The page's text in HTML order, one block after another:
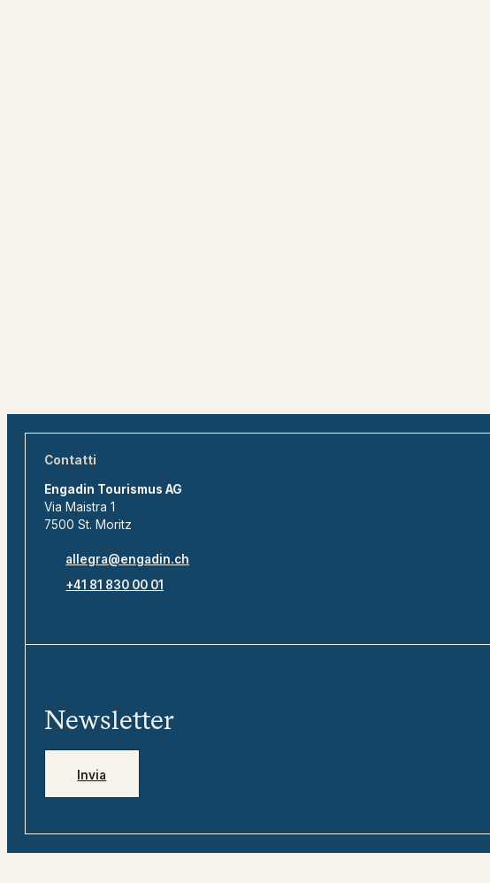
Contatti
Engadin Tourismus AG
Via Maistra 1
7500 St. Moritz
allegra@engadin.ch
+41 81 830 00 01
Newsletter
Invia